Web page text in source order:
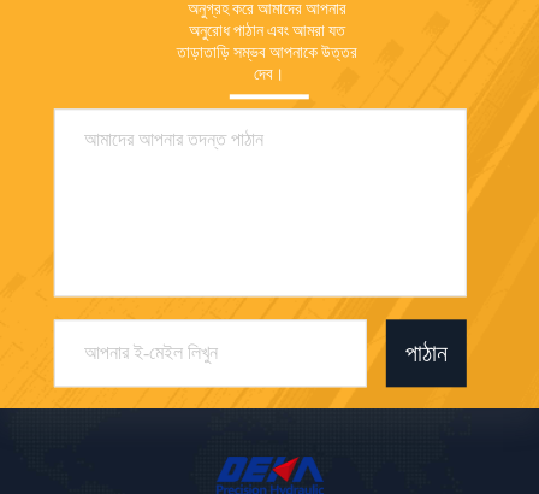
অনুগ্রহ করে আমাদের আপনার
অনুরোধ পাঠান এবং আমরা যত
তাড়াতাড়ি সম্ভব আপনাকে উত্তর
দেব।
পাঠান